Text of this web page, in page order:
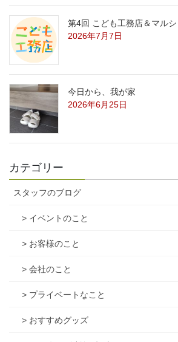
第4回 こども工務店＆マル
2026年7月7日
今日から、我が家
2026年6月25日
カテゴリー
スタッフのブログ
> イベントのこと
> お客様のこと
> 会社のこと
> プライベートなこと
> おすすめグッズ